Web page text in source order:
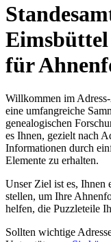
Eimsbüttel
für
Willkommen im
eine umfangreiche
genealogischen
es Ihnen, gezielt nach
Informationen durch
Elemente zu erhalten.
Unser Ziel ist es, Ihnen
stellen, um Ihre
helfen, die Puzzleteile
Sollten wichtige